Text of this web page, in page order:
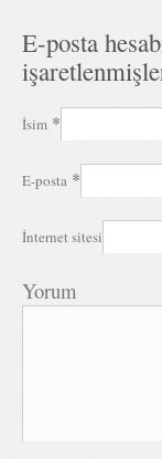
E-posta
İsim *
E-posta *
İnternet sitesi
Yorum